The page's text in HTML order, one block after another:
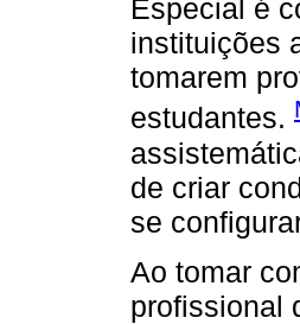
Especial é
instituições
tomarem
estudantes.
de criar
se
Ao tomar
profissional